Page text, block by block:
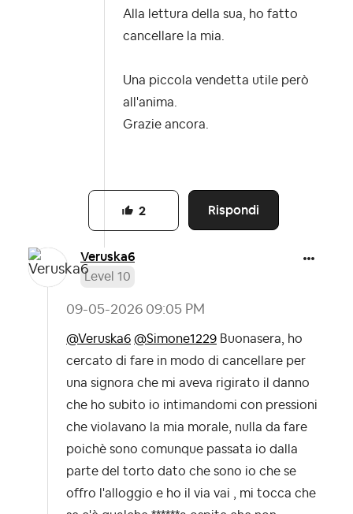
Alla lettura della sua, ho fatto
cancellare la mia.
Una piccola vendetta utile però
all'anima.
Grazie ancora.
Rispondi
2
Veruska6
Level 10
‎09-05-2026 09:05 PM
@Veruska6 @Simone1229 Buonasera, ho
cercato di fare in modo di cancellare per
una signora che mi aveva rigirato il danno
che ho subito io intimandomi con pressioni
che violavano la mia morale, nulla da fare
poichè sono comunque passata io dalla
parte del torto dato che sono io che se
offro l'alloggio e ho il via vai , mi tocca che